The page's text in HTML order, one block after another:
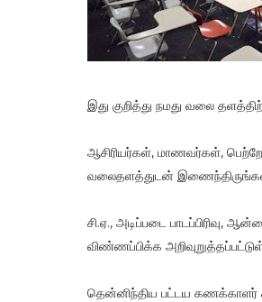
இது குறித்து நமது வலை
ஆசிரியர்கள், மாணவர்கள்,
வலைதளத்துடன்
சி.ஏ., அடிப்படை பாடப்பிரிவு,
விண்ணப்பிக்க
தென்னிந்திய பட்டய கணக்காளர்